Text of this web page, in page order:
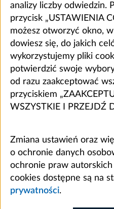
analizy liczby odwiedzin.
przycisk „USTAWIENIA
możesz otworzyć okno,
dowiesz się, do jakich
wykorzystujemy pliki
potwierdzić swoje
od razu zaakceptować
przyciskiem
WSZYSTKIE I PRZEJDŹ
Zmiana ustawień oraz
o ochronie danych
ochronie praw autorskich
cookies dostępne są na
prywatności.